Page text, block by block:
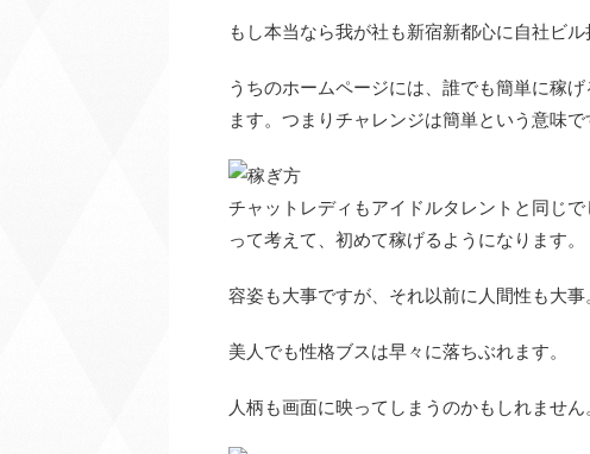
もし本当なら我が社も新宿新都心に自社ビ
うちのホームページには、誰でも簡単に稼
ます。つまりチャレンジは簡単という意味で
チャットレディもアイドルタレントと同じ
って考えて、初めて稼げるようになります。
容姿も大事ですが、それ以前に人間性も大事
美人でも性格ブスは早々に落ちぶれます。
人柄も画面に映ってしまうのかもしれません